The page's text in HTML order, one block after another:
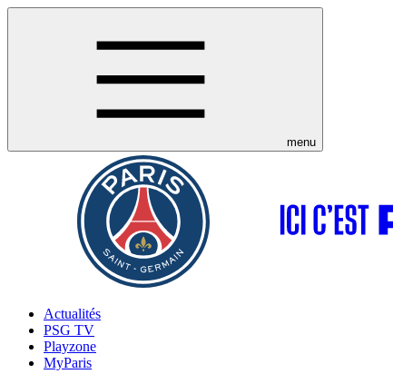
menu
Actualités
PSG TV
Playzone
MyParis